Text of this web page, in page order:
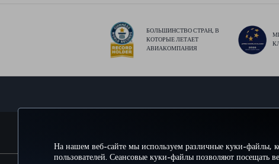
На нашем веб-сайте мы используем различные куки-файлы,
пользователей. Сеансовые куки-файлы позволяют посещать
БОЛЬШИНСТВО СТРАН, В
КОТОРЫЕ ЛЕТАЕТ
АВИАКОМПАНИЯ